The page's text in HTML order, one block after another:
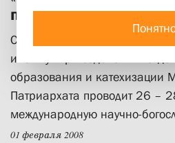
приоритеты»
Свято-Филаретовский
институт при содействии
образования и катехизации
Патриархата проводит 26 –
международную научно-
01 февраля 2008